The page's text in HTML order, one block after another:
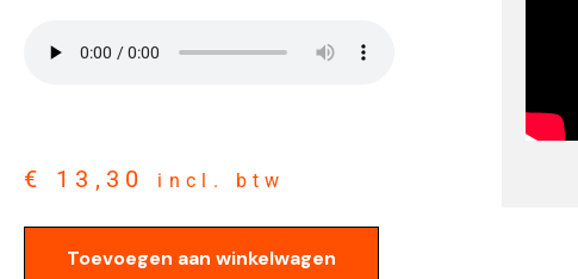
€ 13,30 incl. btw
Toevoegen aan winkelwagen